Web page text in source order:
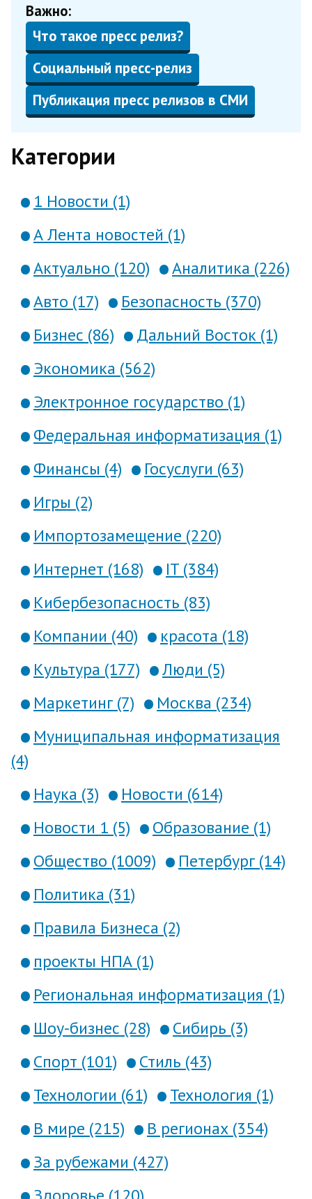
Важно:
Что такое пресс релиз?
Социальный пресс-релиз
Публикация пресс релизов в СМИ
Категории
1 Новости (1)
А Лента новостей (1)
Актуально (120)
Аналитика (226)
Авто (17)
Безопасность (370)
Бизнес (86)
Дальний Восток (1)
Экономика (562)
Электронное государство (1)
Федеральная информатизация (1)
Финансы (4)
Госуслуги (63)
Игры (2)
Импортозамещение (220)
Интернет (168)
IT (384)
Кибербезопасность (83)
Компании (40)
красота (18)
Культура (177)
Люди (5)
Маркетинг (7)
Москва (234)
Муниципальная информатизация
(4)
Наука (3)
Новости (614)
Новости 1 (5)
Образование (1)
Общество (1009)
Петербург (14)
Политика (31)
Правила Бизнеса (2)
проекты НПА (1)
Региональная информатизация (1)
Шоу-бизнес (28)
Сибирь (3)
Спорт (101)
Стиль (43)
Технологии (61)
Технология (1)
В мире (215)
В регионах (354)
За рубежами (427)